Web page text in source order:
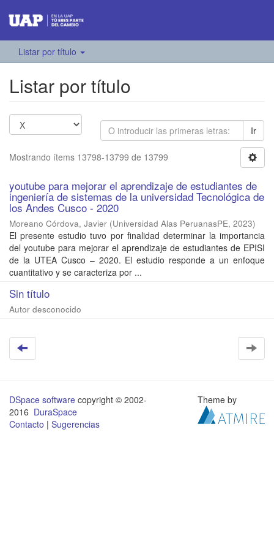
Listar por título
Listar por título
Ir
Mostrando ítems 13798-13799 de 13799
youtube para mejorar el aprendizaje de estudiantes de
ingeniería de sistemas de la universidad Tecnológica de
los Andes Cusco - 2020
Moreano Córdova, Javier (Universidad Alas PeruanasPE, 2023)
El presente estudio tuvo por finalidad determinar la importancia
del youtube para mejorar el aprendizaje de estudiantes de EPISI
de la UTEA Cusco – 2020. El estudio responde a un enfoque
cuantitativo y se caracteriza por ...
Sin título
Autor desconocido
DSpace software copyright © 2002-
2016 DuraSpace
Contacto | Sugerencias
Theme by